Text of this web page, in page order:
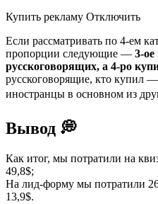
Купить рекламу Отключить
Если рассматривать по 4-ем
пропорции следующие — 3-
русскоговорящих, а 4-ро
русскоговорящие, кто купил
иностранцы в основном из
Вывод 💭
Как итог, мы потратили на
49,8$;
На лид-форму мы потратили
13,9$.